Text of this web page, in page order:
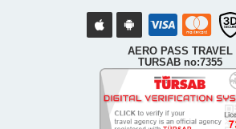
AERO PASS TRAVEL
TURSAB no:7355